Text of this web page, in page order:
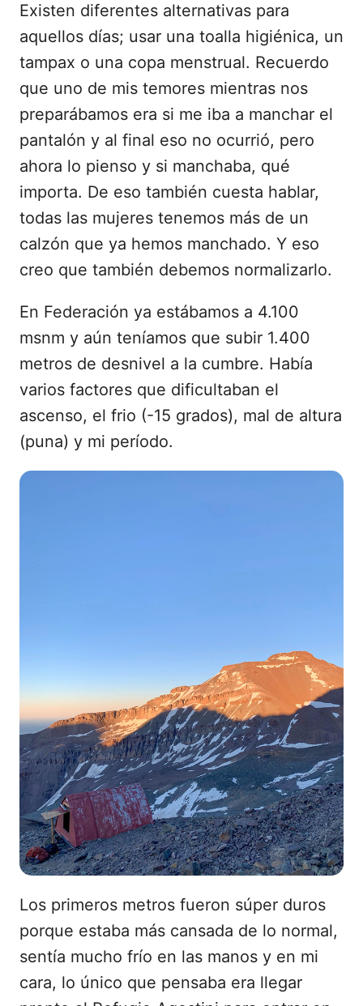
Existen diferentes alternativas para
aquellos días; usar una toalla higiénica, un
tampax o una copa menstrual. Recuerdo
que uno de mis temores mientras nos
preparábamos era si me iba a manchar el
pantalón y al final eso no ocurrió, pero
ahora lo pienso y si manchaba, qué
importa. De eso también cuesta hablar,
todas las mujeres tenemos más de un
calzón que ya hemos manchado. Y eso
creo que también debemos normalizarlo.
En Federación ya estábamos a 4.100
msnm y aún teníamos que subir 1.400
metros de desnivel a la cumbre. Había
varios factores que dificultaban el
ascenso, el frio (-15 grados), mal de altura
(puna) y mi período.
Los primeros metros fueron súper duros
porque estaba más cansada de lo normal,
sentía mucho frío en las manos y en mi
cara, lo único que pensaba era llegar